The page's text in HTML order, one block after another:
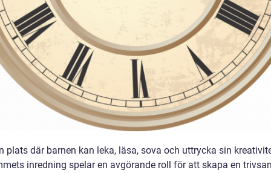
plats där barnen kan leka, läsa, sova och uttrycka sin
inredning spelar en avgörande roll för att skapa en